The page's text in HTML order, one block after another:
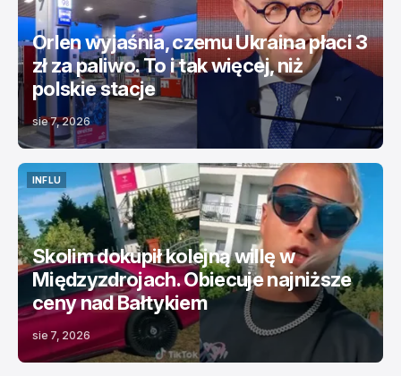
Orlen wyjaśnia, czemu Ukraina płaci 3
zł za paliwo. To i tak więcej, niż
polskie stacje
sie 7, 2026
INFLU
INFLU
Skolim dokupił kolejną willę w
Międzyzdrojach. Obiecuje najniższe
ceny nad Bałtykiem
sie 7, 2026